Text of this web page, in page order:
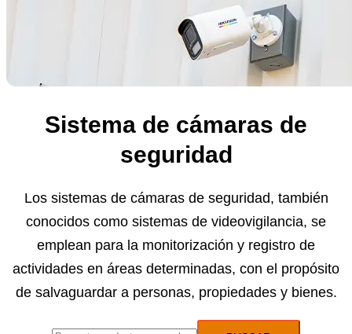
Sistema de cámaras de
seguridad
Los sistemas de cámaras de seguridad, también
conocidos como sistemas de videovigilancia, se
emplean para la monitorización y registro de
actividades en áreas determinadas, con el propósito
de salvaguardar a personas, propiedades y bienes.